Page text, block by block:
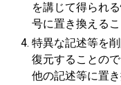
を講じて得られ
号に置き換えるこ
特異な記述等を
復元することの
他の記述等に置